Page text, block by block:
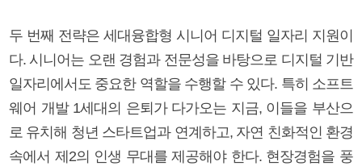
두 번째 전략은 세대융합형 시니어 디지털 일자리 지원이
다. 시니어는 오랜 경험과 전문성을 바탕으로 디지털 기반
일자리에서도 중요한 역할을 수행할 수 있다. 특히 소프트
웨어 개발 1세대의 은퇴가 다가오는 지금, 이들을 부산으
로 유치해 청년 스타트업과 연계하고, 자연 친화적인 환경
속에서 제2의 인생 무대를 제공해야 한다. 현장경험을 풍